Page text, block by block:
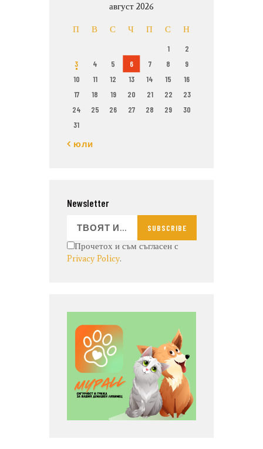
август 2026
П В С Ч П С Н
1
2
3
4 5 6 7 8
9
10
11 12 13 14 15
16
17
18 19 20 21 22
23
24
25 26 27 28 29
30
31
« юли
Newsletter
SUBSCRIBE
Прочетох и съм съгласен с
Privacy Policy.